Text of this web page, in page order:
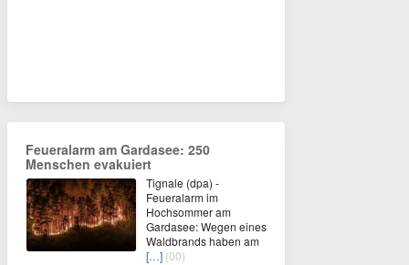
Feueralarm am Gardasee: 250
Menschen evakuiert
Tignale (dpa) -
Feueralarm im
Hochsommer am
Gardasee: Wegen eines
Waldbrands haben am
[…] (00)